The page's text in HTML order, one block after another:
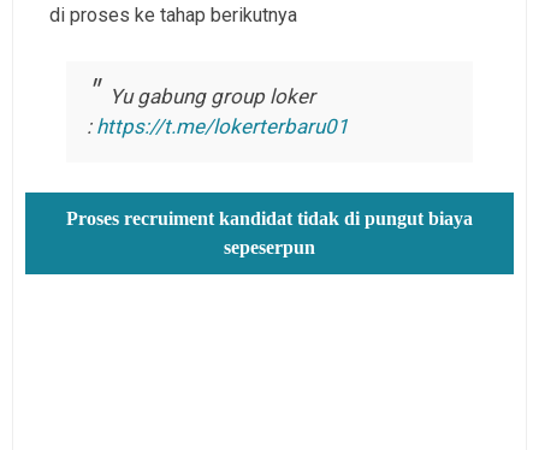
di proses ke tahap berikutnya
Yu gabung group loker
: https://t.me/lokerterbaru01
Proses recruiment kandidat tidak di pungut biaya
sepeserpun